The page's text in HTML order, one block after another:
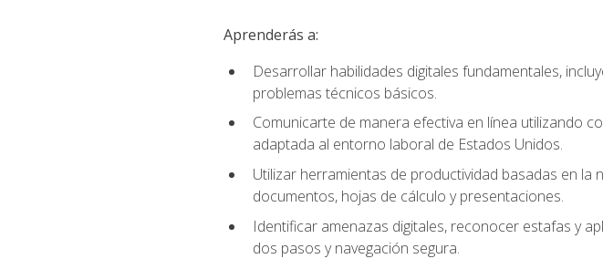
Aprenderás a:
Desarrollar habilidades digitales fundamentales,
problemas técnicos básicos.
Comunicarte de manera efectiva en línea utilizando
adaptada al entorno laboral de Estados Unidos.
Utilizar herramientas de productividad basadas en
documentos, hojas de cálculo y presentaciones.
Identificar amenazas digitales, reconocer estafas y
dos pasos y navegación segura.